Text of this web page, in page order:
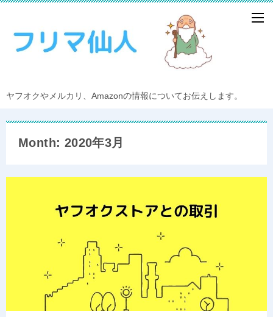
ヤフオクやメルカリ、Amazonの情報についてお伝えします。
Month: 2020年3月